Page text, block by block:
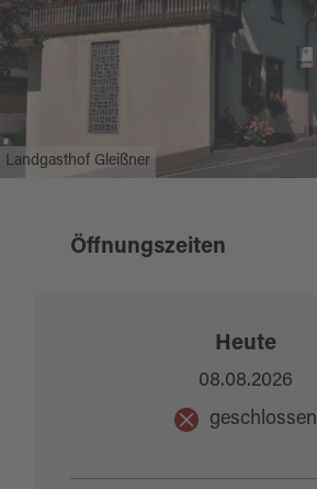
Landgasthof Gleißner
Öffnungszeiten
Heute
08.08.2026
geschlossen